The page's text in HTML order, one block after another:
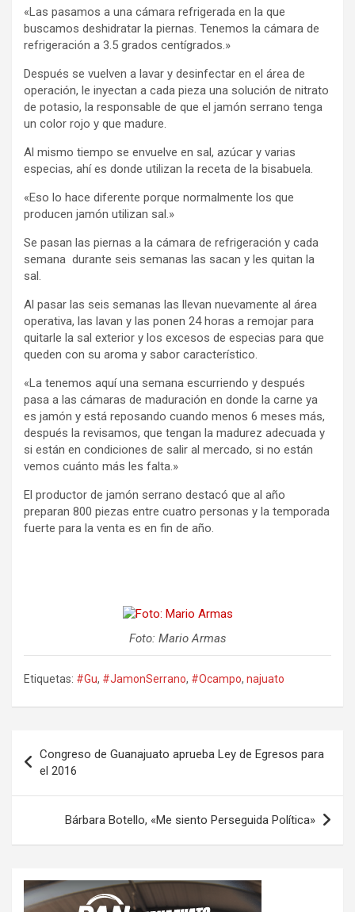
«Las pasamos a una cámara refrigerada en la que
buscamos deshidratar la piernas. Tenemos la cámara de
refrigeración a 3.5 grados centígrados.»
Después se vuelven a lavar y desinfectar en el área de
operación, le inyectan a cada pieza una solución de nitrato
de potasio, la responsable de que el jamón serrano tenga
un color rojo y que madure.
Al mismo tiempo se envuelve en sal, azúcar y varias
especias, ahí es donde utilizan la receta de la bisabuela.
«Eso lo hace diferente porque normalmente los que
producen jamón utilizan sal.»
Se pasan las piernas a la cámara de refrigeración y cada
semana durante seis semanas las sacan y les quitan la
sal.
Al pasar las seis semanas las llevan nuevamente al área
operativa, las lavan y las ponen 24 horas a remojar para
quitarle la sal exterior y los excesos de especias para que
queden con su aroma y sabor característico.
«La tenemos aquí una semana escurriendo y después
pasa a las cámaras de maduración en donde la carne ya
es jamón y está reposando cuando menos 6 meses más,
después la revisamos, que tengan la madurez adecuada y
si están en condiciones de salir al mercado, si no están
vemos cuánto más les falta.»
El productor de jamón serrano destacó que al año
preparan 800 piezas entre cuatro personas y la temporada
fuerte para la venta es en fin de año.
Foto: Mario Armas
Etiquetas: #Gu, #JamonSerrano, #Ocampo, najuato
de
entradas
Congreso de Guanajuato aprueba Ley de Egresos para
el 2016
Bárbara Botello, «Me siento Perseguida Política»